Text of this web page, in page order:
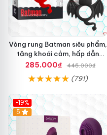
Vòng rung Batman siêu phẩm,
tăng khoái cảm, hấp dẫn
người dùng
285.000₫ 445.000₫
(791)
-19%
5